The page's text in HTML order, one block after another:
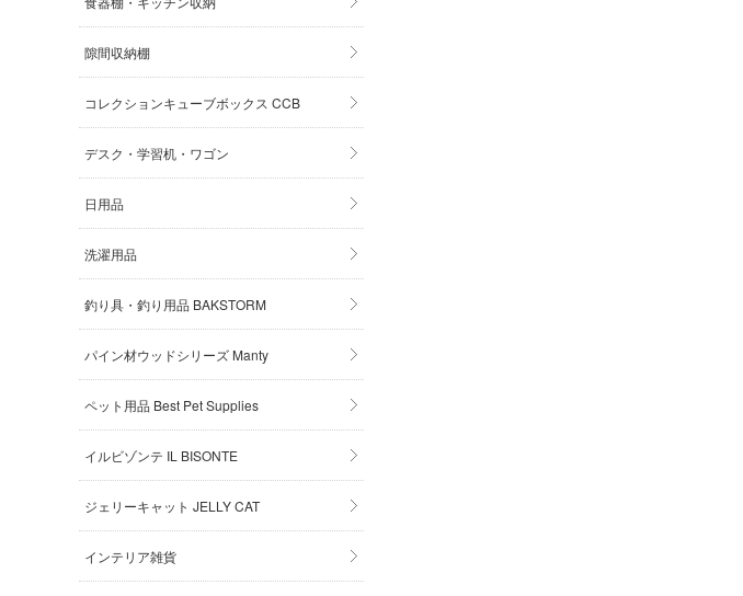
隙間収納棚
コレクションキューブボックス CCB
デスク・学習机・ワゴン
日用品
洗濯用品
釣り具・釣り用品 BAKSTORM
パイン材ウッドシリーズ Manty
ペット用品 Best Pet Supplies
イルビゾンテ IL BISONTE
ジェリーキャット JELLY CAT
インテリア雑貨